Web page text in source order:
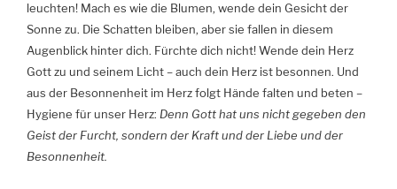
leuchten! Mach es wie die Blumen, wende dein Gesicht der
Sonne zu. Die Schatten bleiben, aber sie fallen in diesem
Augenblick hinter dich. Fürchte dich nicht! Wende dein Herz
Gott zu und seinem Licht – auch dein Herz ist besonnen. Und
aus der Besonnenheit im Herz folgt Hände falten und beten –
Hygiene für unser Herz: Denn Gott hat uns nicht gegeben den
Geist der Furcht, sondern der Kraft und der Liebe und der
Besonnenheit.